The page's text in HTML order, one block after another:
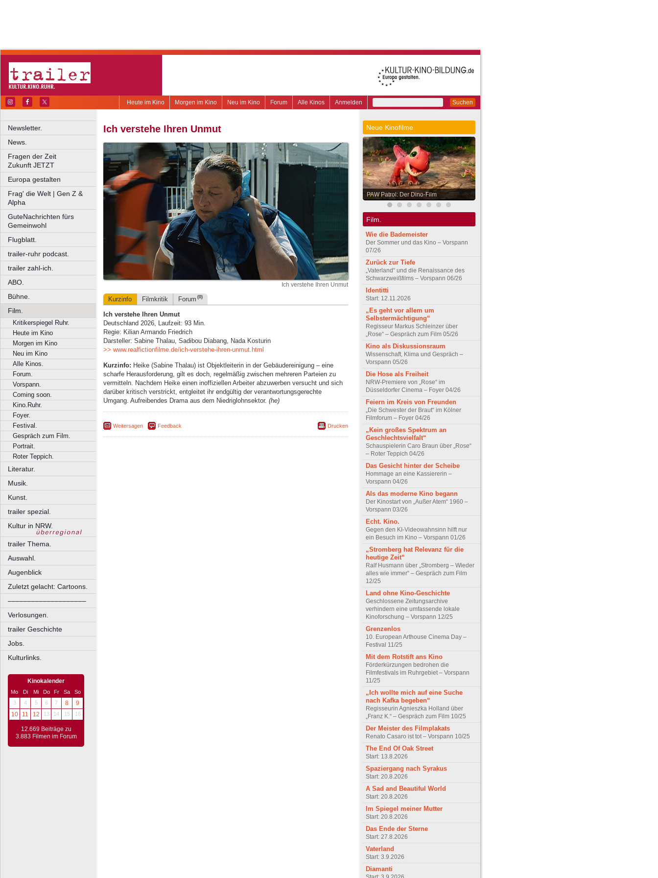
Suchen
Anmelden
Alle Kinos
Forum
Neu im Kino
Morgen im Kino
Heute im Kino
Newsletter.
News.
Fragen der Zeit
Zukunft JETZT
Europa gestalten
Frag' die Welt | Gen Z &
Alpha
GuteNachrichten fürs
Gemeinwohl
Flugblatt.
trailer-ruhr podcast.
trailer zahl-ich.
ABO.
Bühne.
Film.
Kritikerspiegel Ruhr.
Heute im Kino
Morgen im Kino
Neu im Kino
Alle Kinos.
Forum.
Vorspann.
Coming soon.
Kino.Ruhr.
Foyer.
Festival.
Gespräch zum Film.
Portrait.
Roter Teppich.
Literatur.
Musik.
Kunst.
trailer spezial.
Kultur in NRW.
trailer Thema.
Auswahl.
Augenblick
Zuletzt gelacht: Cartoons.
––––––––––––––––––––
Verlosungen.
trailer Geschichte
Jobs.
Kulturlinks.
Kinokalender
Mo Di Mi Do Fr Sa
So
3
4 5 6 7 8
9
10
11 12 13 14 15 16
12.669 Beiträge zu
3.883 Filmen im Forum
Ich verstehe Ihren Unmut
Ich verstehe Ihren Unmut
Kurzinfo Filmkritik Forum (0)
Ich verstehe Ihren Unmut
Deutschland 2026, Laufzeit: 93 Min.
Regie: Kilian Armando Friedrich
Darsteller: Sabine Thalau, Sadibou Diabang, Nada Kosturin
>> www.realfictionfilme.de/ich-verstehe-ihren-unmut.html
Kurzinfo: Heike (Sabine Thalau) ist Objektleiterin in der Gebäudereinigung – eine
scharfe Herausforderung, gilt es doch, regelmäßig zwischen mehreren Parteien zu
vermitteln. Nachdem Heike einen inoffiziellen Arbeiter abzuwerben versucht und sich
darüber kritisch verstrickt, entgleitet ihr endgültig der verantwortungsgerechte
Umgang. Aufreibendes Drama aus dem Niedriglohnsektor. (he)
Weitersagen Feedback Drucken
Neue Kinofilme
PAW Patrol: Der Dino-Film
Film.
Wie die Bademeister
Der Sommer und das Kino – Vorspann
07/26
Zurück zur Tiefe
„Vaterland“ und die Renaissance des
Schwarzweißfilms – Vorspann 06/26
Identitti
Start: 12.11.2026
„Es geht vor allem um
Selbstermächtigung“
Regisseur Markus Schleinzer über
„Rose“ – Gespräch zum Film 05/26
Kino als Diskussionsraum
Wissenschaft, Klima und Gespräch –
Vorspann 05/26
Die Hose als Freiheit
NRW-Premiere von „Rose“ im
Düsseldorfer Cinema – Foyer 04/26
Feiern im Kreis von Freunden
„Die Schwester der Braut“ im Kölner
Filmforum – Foyer 04/26
„Kein großes Spektrum an
Geschlechtsvielfalt“
Schauspielerin Caro Braun über „Rose“
– Roter Teppich 04/26
Das Gesicht hinter der Scheibe
Hommage an eine Kassiererin –
Vorspann 04/26
Als das moderne Kino begann
Der Kinostart von „Außer Atem“ 1960 –
Vorspann 03/26
Echt. Kino.
Gegen den KI-Videowahnsinn hilft nur
ein Besuch im Kino – Vorspann 01/26
„Stromberg hat Relevanz für die
heutige Zeit“
Ralf Husmann über „Stromberg – Wieder
alles wie immer“ – Gespräch zum Film
12/25
Land ohne Kino-Geschichte
Geschlossene Zeitungsarchive
verhindern eine umfassende lokale
Kinoforschung – Vorspann 12/25
Grenzenlos
10. European Arthouse Cinema Day –
Festival 11/25
Mit dem Rotstift ans Kino
Förderkürzungen bedrohen die
Filmfestivals im Ruhrgebiet – Vorspann
11/25
„Ich wollte mich auf eine Suche
nach Kafka begeben“
Regisseurin Agnieszka Holland über
„Franz K.“ – Gespräch zum Film 10/25
Der Meister des Filmplakats
Renato Casaro ist tot – Vorspann 10/25
The End Of Oak Street
Start: 13.8.2026
Spaziergang nach Syrakus
Start: 20.8.2026
A Sad and Beautiful World
Start: 20.8.2026
Im Spiegel meiner Mutter
Start: 20.8.2026
Das Ende der Sterne
Start: 27.8.2026
Vaterland
Start: 3.9.2026
Diamanti